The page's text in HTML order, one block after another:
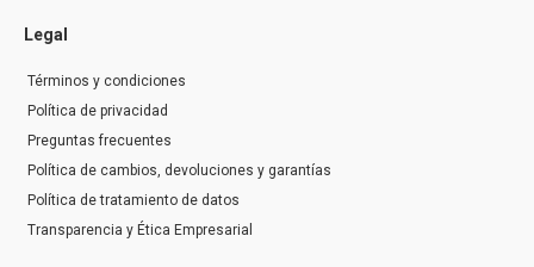
Legal
Términos y condiciones
Política de privacidad
Preguntas frecuentes
Política de cambios, devoluciones y garantías
Política de tratamiento de datos
Transparencia y Ética Empresarial